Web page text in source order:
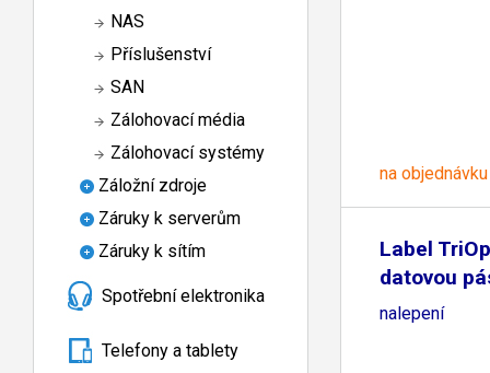
NAS
Příslušenství
SAN
Zálohovací média
Zálohovací systémy
Záložní zdroje
Záruky k serverům
Záruky k sítím
Spotřební elektronika
Telefony a tablety
na objednávku
Label
datovou
nalepení